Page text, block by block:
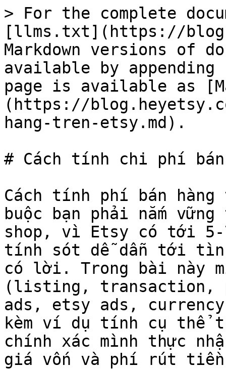
> For the complete
[llms.txt](https://
Markdown versions of
available by
page is available as
(https://
hang-tren-etsy.md).
# Cách tính chi phí
Cách tính phí bán
buộc bạn phải nắm
shop, vì Etsy có tới 5-
tính sót dễ dẫn tới tình
có lời. Trong bài này
(listing, transaction,
ads, etsy ads,
kèm ví dụ tính cụ thể
chính xác mình thực
giá vốn và phí rút